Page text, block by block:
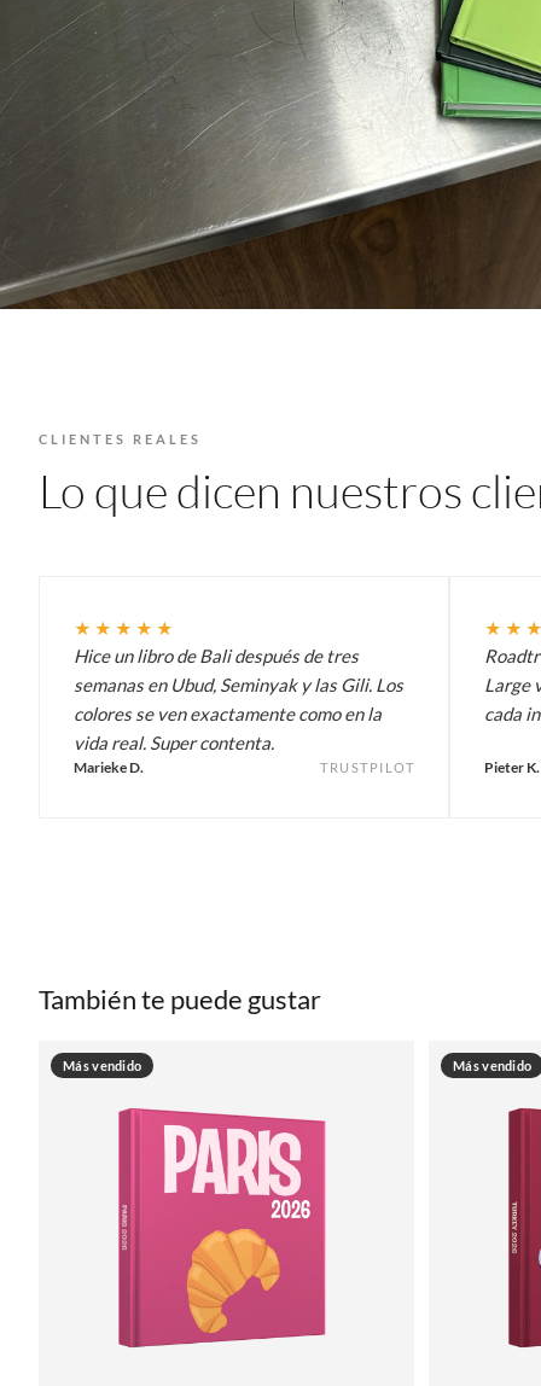
CLIENTES REALES
Lo que dicen nuestros
★★★★★
Hice un libro de Bali después de tres
semanas en Ubud, Seminyak y las Gili. Los
colores se ven exactamente como en la
vida real. Super contenta.
Marieke D. TRUSTPILOT
Large
cada
Pieter K.
También te puede gustar
Más vendido Más vendido